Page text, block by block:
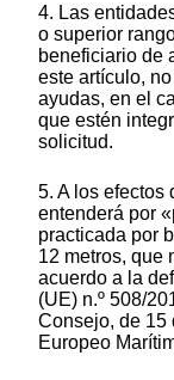
4. Las
o superior
beneficiario de
este artículo,
ayudas, en el
que estén
solicitud.
5. A los efectos
entenderá por
practicada por
12 metros, que
acuerdo a la
(UE) n.º 508/
Consejo, de 15
Europeo